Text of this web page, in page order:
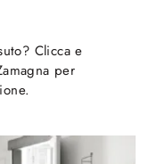
Clicca e
per